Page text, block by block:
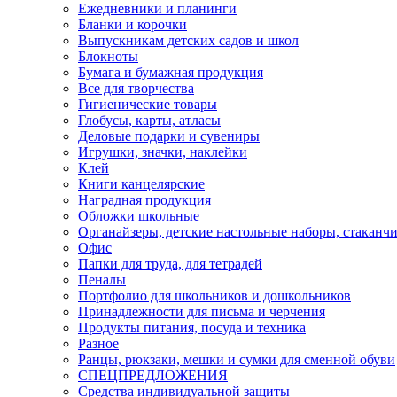
Ежедневники и планинги
Бланки и корочки
Выпускникам детских садов и школ
Блокноты
Бумага и бумажная продукция
Все для творчества
Гигиенические товары
Глобусы, карты, атласы
Деловые подарки и сувениры
Игрушки, значки, наклейки
Клей
Книги канцелярские
Наградная продукция
Обложки школьные
Органайзеры, детские настольные наборы,
Офис
Папки для труда, для тетрадей
Пеналы
Портфолио для школьников и дошкольников
Принадлежности для письма и черчения
Продукты питания, посуда и техника
Разное
Ранцы, рюкзаки, мешки и сумки для сменной обуви
СПЕЦПРЕДЛОЖЕНИЯ
Средства индивидуальной защиты